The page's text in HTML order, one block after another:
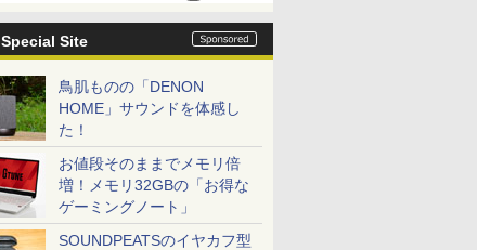
Special Site
鳥肌ものの「DENON
HOME」サウンドを体感し
た！
お値段そのままでメモリ倍
増！メモリ32GBの「お得な
ゲーミングノート」
SOUNDPEATSのイヤカフ型